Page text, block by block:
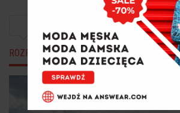
Strona główna
ROZRYWKA